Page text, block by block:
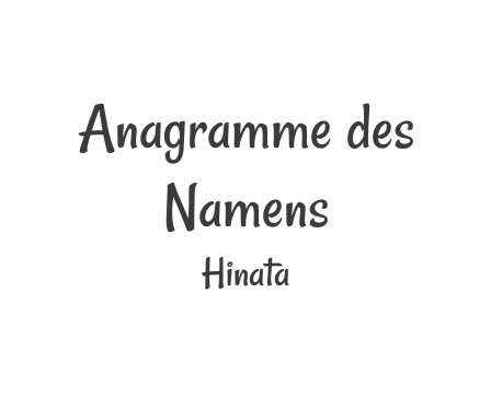
Anagramme des
Namens
Hinata